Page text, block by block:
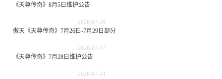
《天尊传奇》8月5日维护公告
2026-07-29
傲天《天尊传奇》7月26日-7月29日部分合区发布
2026-07-27
《天尊传奇》7月28日维护公告
2026-07-24